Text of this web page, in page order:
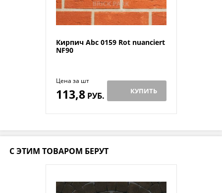
Кирпич Abc 0159 Rot nuanciert
NF90
Цена за шт
113,8РУБ. КУПИТЬ
С ЭТИМ ТОВАРОМ БЕРУТ